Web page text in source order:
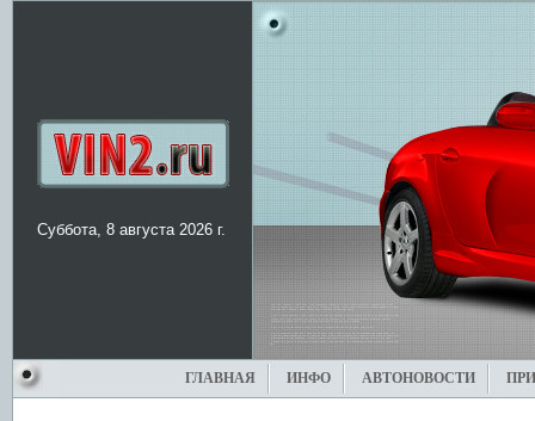
Суббота, 8 августа 2026 г.
ГЛАВНАЯ ИНФО АВТОНОВОСТИ